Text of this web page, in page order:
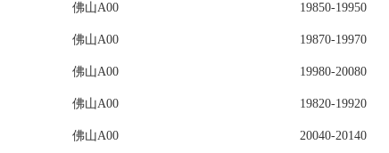
佛山A00 19850-19950
佛山A00 19870-19970
佛山A00 19980-20080
佛山A00 19820-19920
佛山A00 20040-20140